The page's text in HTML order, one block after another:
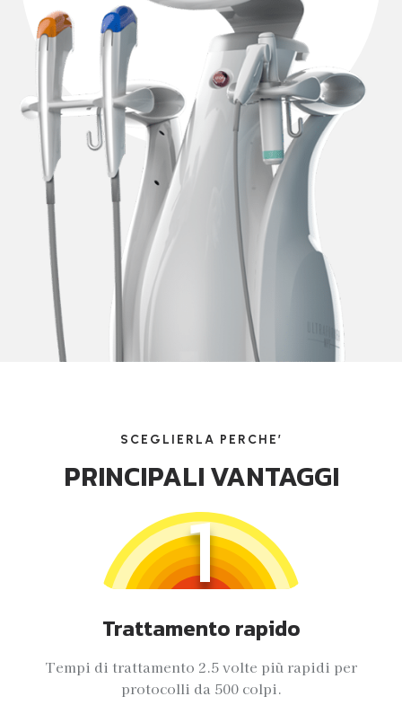
SCEGLIERLA PERCHE’
PRINCIPALI VANTAGGI
1
Trattamento rapido
Tempi di trattamento 2.5 volte più rapidi per
protocolli da 500 colpi.